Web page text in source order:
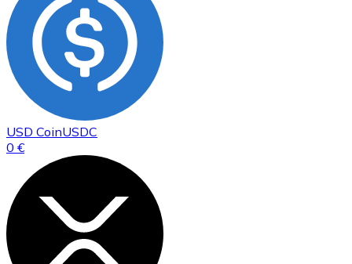
USD CoinUSDC
0 €